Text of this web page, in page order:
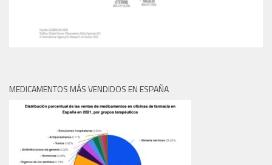
MEDICAMENTOS MÁS VENDIDOS EN ESPAÑA